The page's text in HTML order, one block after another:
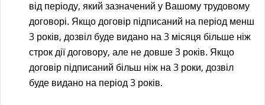
від періоду, який зазначений у Вашому трудовому
договорі. Якщо договір підписаний на період менш
3 років, дозвіл буде видано на 3 місяця більше ніж
строк дії договору, але не довше 3 років. Якщо
договір підписаний більш ніж на 3 роки, дозвіл
буде видано на період 3 років.